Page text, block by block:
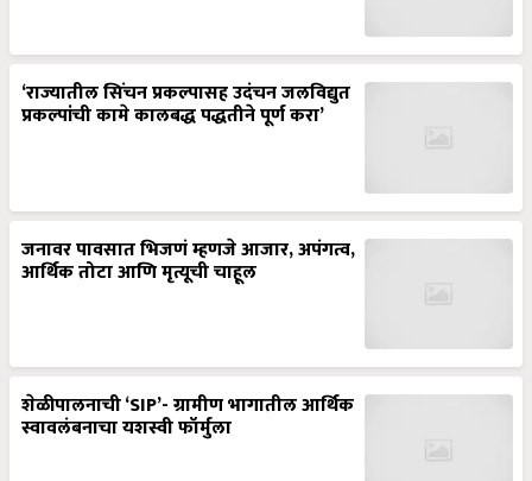
‘राज्यातील सिंचन प्रकल्पासह उदंचन जलविद्युत
प्रकल्पांची कामे कालबद्ध पद्धतीने पूर्ण करा’
जनावर पावसात भिजणं म्हणजे आजार, अपंगत्व,
आर्थिक तोटा आणि मृत्यूची चाहूल
शेळीपालनाची ‘SIP’- ग्रामीण भागातील आर्थिक
स्वावलंबनाचा यशस्वी फॉर्मुला